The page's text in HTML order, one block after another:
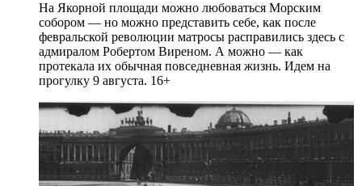
На Якорной площади можно любоваться Морским
собором — но можно представить себе, как после
февральской революции матросы расправились здесь с
адмиралом Робертом Виреном. А можно — как
протекала их обычная повседневная жизнь. Идем на
прогулку 9 августа. 16+